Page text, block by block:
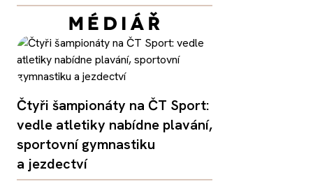
Čtyři šampionáty na ČT Sport:
vedle atletiky nabídne plavání,
sportovní gymnastiku
a jezdectví